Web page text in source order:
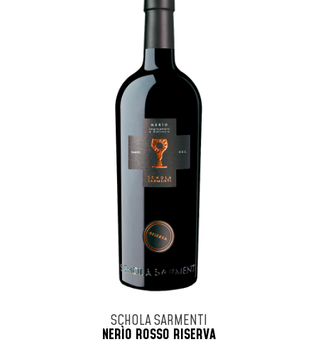
SCHOLA SARMENTI
NERÌO ROSSO RISERVA